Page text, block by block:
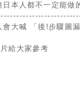
日本人都不一定能做
大喊 「後!步驟圖
給大家參考